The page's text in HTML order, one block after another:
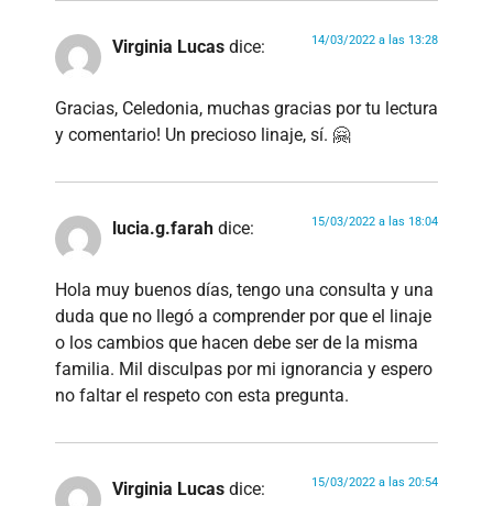
Virginia Lucas dice: 14/03/2022 a las 13:28
Gracias, Celedonia, muchas gracias por tu lectura
y comentario! Un precioso linaje, sí. 🤗
lucia.g.farah dice: 15/03/2022 a las 18:04
Hola muy buenos días, tengo una consulta y una
duda que no llegó a comprender por que el linaje
o los cambios que hacen debe ser de la misma
familia. Mil disculpas por mi ignorancia y espero
no faltar el respeto con esta pregunta.
Virginia Lucas dice: 15/03/2022 a las 20:54